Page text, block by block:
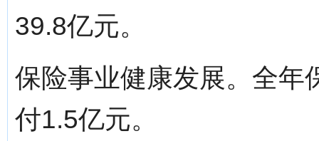
39.8亿元。
保险事业健康发展。全年
付1.5亿元。